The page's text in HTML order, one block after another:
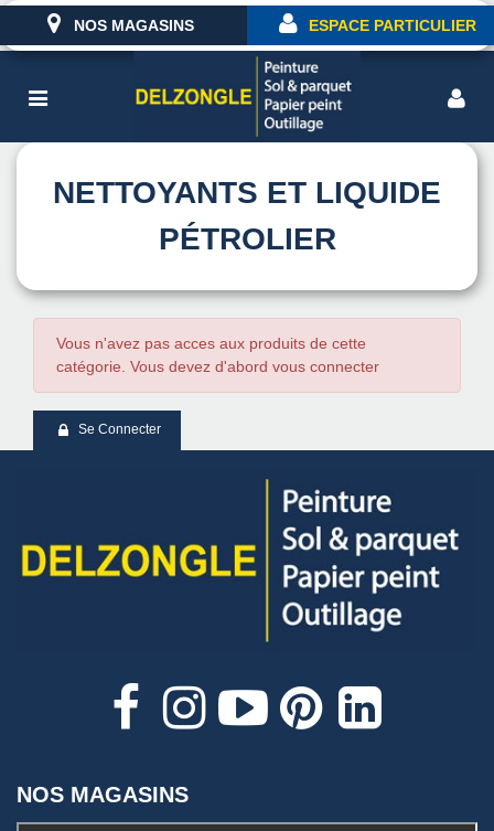
NOS MAGASINS ESPACE PARTICULIER
NETTOYANTS ET LIQUIDE
PÉTROLIER
Vous n'avez pas acces aux produits de cette
catégorie. Vous devez d'abord vous connecter
Se Connecter
NOS MAGASINS